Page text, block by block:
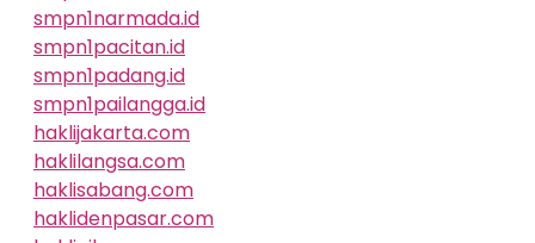
smpn1narmada.id
smpn1pacitan.id
smpn1padang.id
smpn1pailangga.id
haklijakarta.com
haklilangsa.com
haklisabang.com
haklidenpasar.com